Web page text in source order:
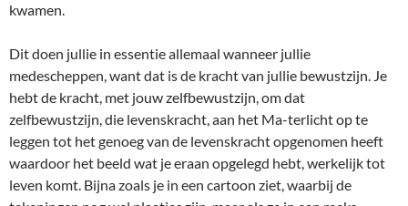
kwamen.
Dit doen jullie in essentie allemaal wanneer jullie
medescheppen, want dat is de kracht van jullie bewustzijn. Je
hebt de kracht, met jouw zelfbewustzijn, om dat
zelfbewustzijn, die levenskracht, aan het Ma-terlicht op te
leggen tot het genoeg van de levenskracht opgenomen heeft
waardoor het beeld wat je eraan opgelegd hebt, werkelijk tot
leven komt. Bijna zoals je in een cartoon ziet, waarbij de